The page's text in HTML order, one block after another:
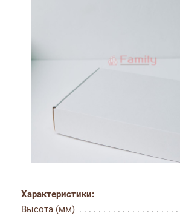
Характеристики:
Высота (мм)